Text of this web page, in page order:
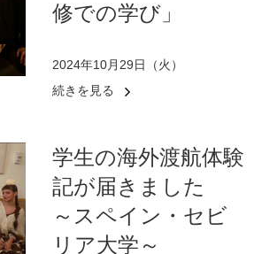
修での学び」
2024年10月29日（火）
続きを見る
学生の海外渡航体験
記が届きました
～スペイン・セビ
リア大学～